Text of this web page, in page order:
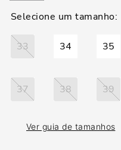
33 34 35
37 38 39
Ver guia de tamanhos